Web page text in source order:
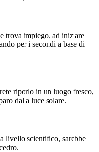
trova impiego, ad iniziare
per i secondi a base di
riporlo in un luogo fresco,
dalla luce solare.
livello scientifico, sarebbe